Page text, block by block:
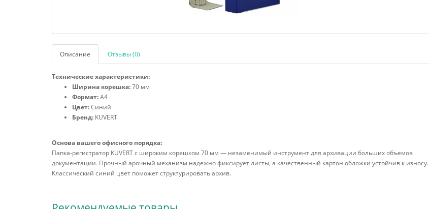
Описание Отзывы (0)
Технические характеристики:
Ширина корешка:70 мм
Формат:А4
Цвет:Синий
Бренд: KUVERT
Основа вашего офисного порядка:
Папка-регистратор KUVERT с широким корешком 70 мм — незаменимый инструмент для архивации больших объемов
документации. Прочный арочный механизм надежно фиксирует листы, а качественный картон обложки устойчив к износу.
Классический синий цвет поможет структурировать архив.